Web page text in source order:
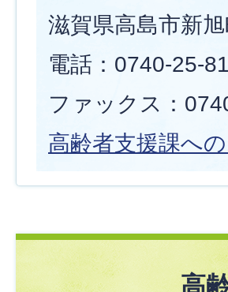
滋賀県高島市新
電話：0740-25-
ファックス：
高齢者支援課へ
高